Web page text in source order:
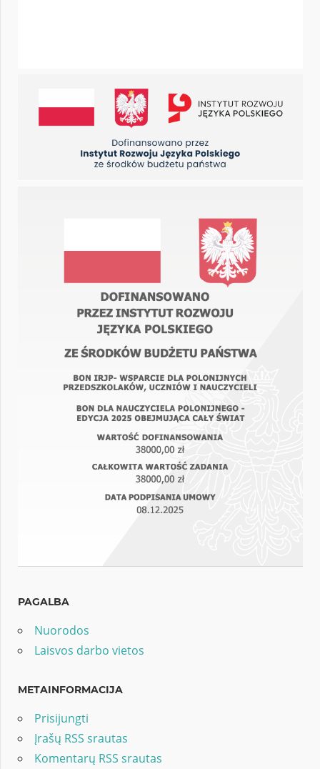
PAGALBA
Nuorodos
Laisvos darbo vietos
METAINFORMACIJA
Prisijungti
Įrašų RSS srautas
Komentarų RSS srautas